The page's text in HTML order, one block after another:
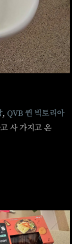
, QVB 퀸 빅토리아
사 가지고 온